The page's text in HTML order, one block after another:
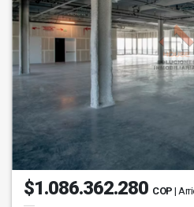
$1.086.362.280 COP |